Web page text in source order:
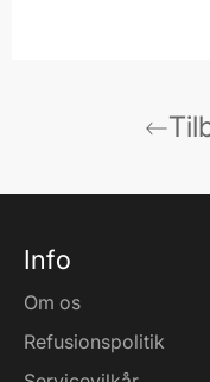
Info
Om os
Refusionspolitik